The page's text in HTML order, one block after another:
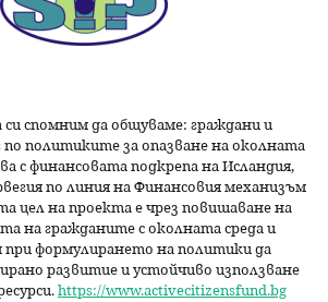
спомним даобщуваме: граждани и
политиките за опазване на околната
с финансовата подкрепа на Исландия,
по линия на Финансовия механизъм
цел на проекта е чрез повишаване на
на гражданите с околната среда и
формулирането на политики да
развитие и устойчиво използване
https://www.activecitizensfund.bg